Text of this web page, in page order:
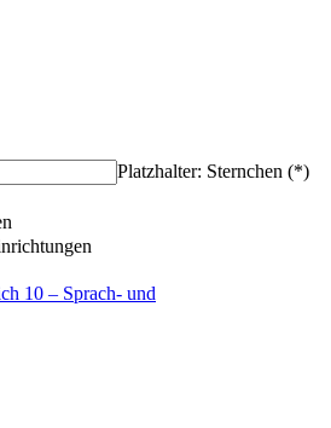
Platzhalter: Sternchen (*)
10 – Sprach- und